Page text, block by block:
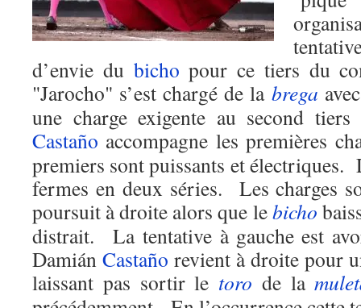
d’envie du bicho pour ce tiers du
"Jarocho" s’est chargé de la brega
une charge exigente au second
Castaño accompagne les premières
premiers sont puissants et électriques.
fermes en deux séries. Les charges
poursuit à droite alors que lebicho
distrait. La tentative à gauche est
Damián Castaño revient à droite pour
laissant pas sortir le toro de la